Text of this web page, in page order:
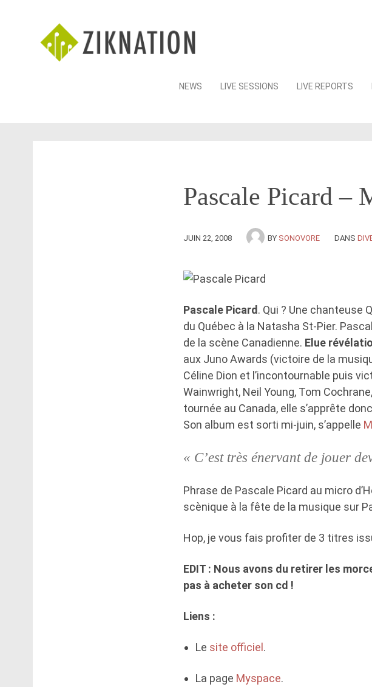
Skip
NEWS LIVE SESSIONS LIVE REPORTS
Pascale Picard –
JUIN 22, 2008 BY SONOVORE DANS
Pascale Picard. Qui ? Une chanteuse
du Québec à la Natasha St-Pier.
de la scène Canadienne. Elue
aux Juno Awards (victoire de la
Céline Dion et l’incontournable puis
Wainwright, Neil Young, Tom
tournée au Canada, elle s’apprête
Son album est sorti mi-juin, s’appelle
« C’est très énervant de jouer
Phrase de Pascale Picard au micro
scènique à la fête de la musique sur
Hop, je vous fais profiter de 3 titres
EDIT : Nous avons du retirer les
pas à acheter son cd !
Liens :
Le site officiel.
La page Myspace.